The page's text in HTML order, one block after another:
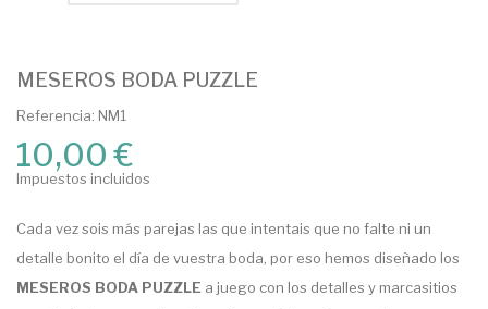
MESEROS BODA PUZZLE
Referencia: NM1
10,00 €
Impuestos incluidos
Cada vez sois más parejas las que intentais que no falte ni un
detalle bonito el día de vuestra boda, por eso hemos diseñado los
MESEROS BODA PUZZLE a juego con los detalles y marcasitios